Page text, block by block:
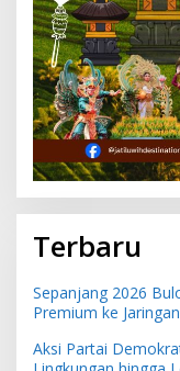
Terbaru
Sepanjang 2026
Premium ke
Aksi Partai